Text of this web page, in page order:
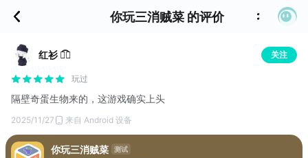
你玩三消贼菜 的评价
红衫 ั͡✾ 关注
玩过
隔壁奇蛋生物来的，这游戏确实上头
2025/11/27 来自 Android 设备
你玩三消贼菜 测试